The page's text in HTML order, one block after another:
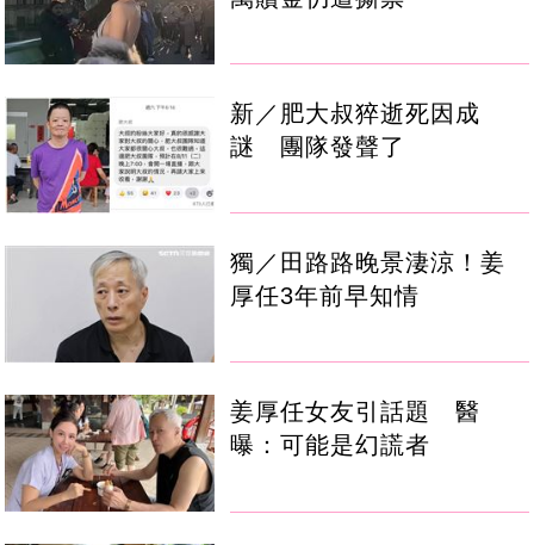
新／肥大叔猝逝死因成
謎 團隊發聲了
獨／田路路晚景淒涼！姜
厚任3年前早知情
姜厚任女友引話題 醫
曝：可能是幻謊者